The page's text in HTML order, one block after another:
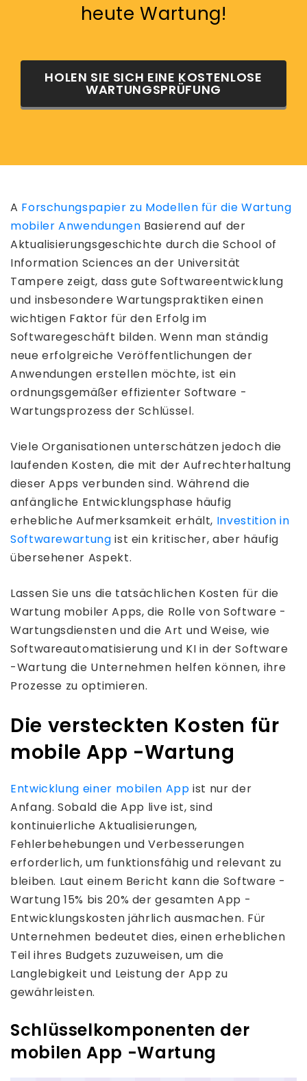
heute Wartung!
HOLEN SIE SICH EINE KOSTENLOSE
WARTUNGSPRÜFUNG
A Forschungspapier zu Modellen für die Wartung
mobiler Anwendungen Basierend auf der
Aktualisierungsgeschichte durch die School of
Information Sciences an der Universität
Tampere zeigt, dass gute Softwareentwicklung
und insbesondere Wartungspraktiken einen
wichtigen Faktor für den Erfolg im
Softwaregeschäft bilden. Wenn man ständig
neue erfolgreiche Veröffentlichungen der
Anwendungen erstellen möchte, ist ein
ordnungsgemäßer effizienter Software -
Wartungsprozess der Schlüssel.
Viele Organisationen unterschätzen jedoch die
laufenden Kosten, die mit der Aufrechterhaltung
dieser Apps verbunden sind. Während die
anfängliche Entwicklungsphase häufig
erhebliche Aufmerksamkeit erhält, Investition in
Softwarewartung ist ein kritischer, aber häufig
übersehener Aspekt.
Lassen Sie uns die tatsächlichen Kosten für die
Wartung mobiler Apps, die Rolle von Software -
Wartungsdiensten und die Art und Weise, wie
Softwareautomatisierung und KI in der Software
-Wartung die Unternehmen helfen können, ihre
Prozesse zu optimieren.
Die versteckten Kosten für
mobile App -Wartung
Entwicklung einer mobilen App ist nur der
Anfang. Sobald die App live ist, sind
kontinuierliche Aktualisierungen,
Fehlerbehebungen und Verbesserungen
erforderlich, um funktionsfähig und relevant zu
bleiben. Laut einem Bericht kann die Software -
Wartung 15% bis 20% der gesamten App -
Entwicklungskosten jährlich ausmachen. Für
Unternehmen bedeutet dies, einen erheblichen
Teil ihres Budgets zuzuweisen, um die
Langlebigkeit und Leistung der App zu
gewährleisten.
Schlüsselkomponenten der
mobilen App -Wartung